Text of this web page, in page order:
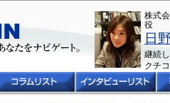
株式
役
日
継続
クチ